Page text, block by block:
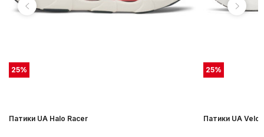
25%
Патики UA Halo Racer
25%
Патики UA